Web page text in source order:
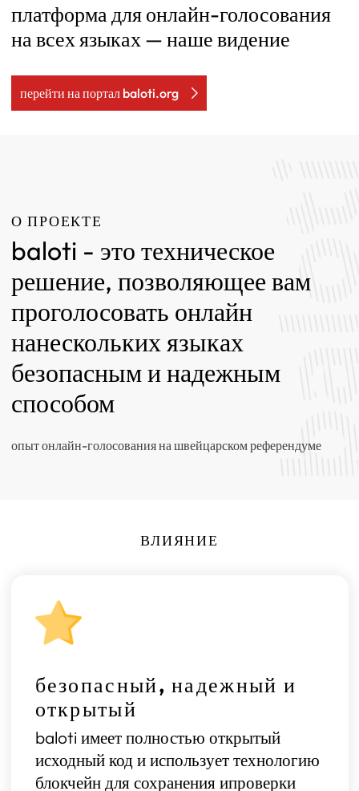
платформа для онлайн-голосования
на всех языках — наше видение
перейти на портал baloti.org
О ПРОЕКТЕ
baloti - это техническое
решение, позволяющее вам
проголосовать онлайн
нанескольких языках
безопасным и надежным
способом
опыт онлайн-голосования на швейцарском референдуме
ВЛИЯНИЕ
безопасный, надежный и
открытый
baloti имеет полностью открытый
исходный код и использует технологию
блокчейн для сохранения ипроверки